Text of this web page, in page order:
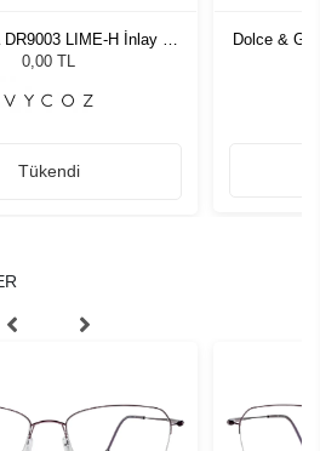
LIME-H İnlay 47-
21
0,00 TL
Tükendi
Dolce &